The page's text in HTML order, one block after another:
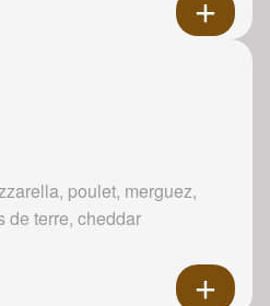
poulet, merguez,
de terre, cheddar